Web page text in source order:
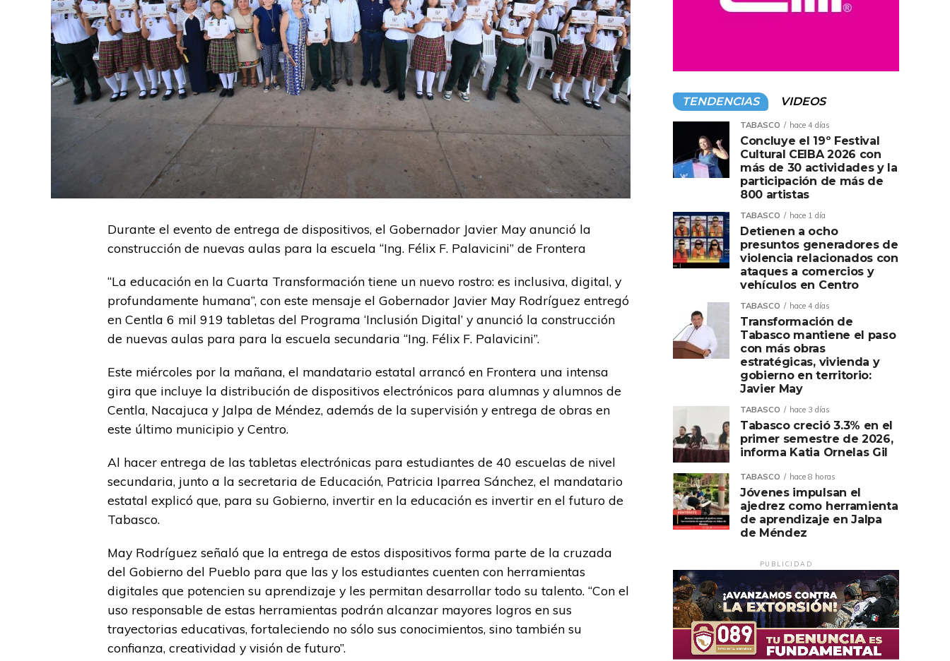
Durante el evento de entrega de dispositivos, el Gobernador Javier May anunció la
construcción de nuevas aulas para la escuela “Ing. Félix F. Palavicini” de Frontera
“La educación en la Cuarta Transformación tiene un nuevo rostro: es inclusiva, digital, y
profundamente humana”, con este mensaje el Gobernador Javier May Rodríguez entregó
en Centla 6 mil 919 tabletas del Programa ‘Inclusión Digital’ y anunció la construcción
de nuevas aulas para para la escuela secundaria “Ing. Félix F. Palavicini”.
Este miércoles por la mañana, el mandatario estatal arrancó en Frontera una intensa
gira que incluye la distribución de dispositivos electrónicos para alumnas y alumnos de
Centla, Nacajuca y Jalpa de Méndez, además de la supervisión y entrega de obras en
este último municipio y Centro.
Al hacer entrega de las tabletas electrónicas para estudiantes de 40 escuelas de nivel
secundaria, junto a la secretaria de Educación, Patricia Iparrea Sánchez, el mandatario
estatal explicó que, para su Gobierno, invertir en la educación es invertir en el futuro de
Tabasco.
May Rodríguez señaló que la entrega de estos dispositivos forma parte de la cruzada
del Gobierno del Pueblo para que las y los estudiantes cuenten con herramientas
digitales que potencien su aprendizaje y les permitan desarrollar todo su talento. “Con el
uso responsable de estas herramientas podrán alcanzar mayores logros en sus
trayectorias educativas, fortaleciendo no sólo sus conocimientos, sino también su
confianza, creatividad y visión de futuro”.
TENDENCIAS VIDEOS
TABASCO hace 4 días
Concluye el 19º Festival
Cultural CEIBA 2026 con
más de 30 actividades y la
participación de más de
800 artistas
TABASCO hace 1 día
Detienen a ocho
presuntos generadores de
violencia relacionados con
ataques a comercios y
vehículos en Centro
TABASCO hace 4 días
Transformación de
Tabasco mantiene el paso
con más obras
estratégicas, vivienda y
gobierno en territorio:
Javier May
TABASCO hace 3 días
Tabasco creció 3.3% en el
primer semestre de 2026,
informa Katia Ornelas Gil
TABASCO hace 8 horas
Jóvenes impulsan el
ajedrez como herramienta
de aprendizaje en Jalpa
de Méndez
PUBLICIDAD